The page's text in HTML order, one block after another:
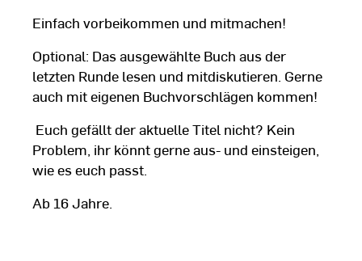
Einfach vorbeikommen und mitmachen!
Optional: Das ausgewählte Buch aus der
letzten Runde lesen und mitdiskutieren. Gerne
auch mit eigenen Buchvorschlägen kommen!
Euch gefällt der aktuelle Titel nicht? Kein
Problem, ihr könnt gerne aus- und einsteigen,
wie es euch passt.
Ab 16 Jahre.